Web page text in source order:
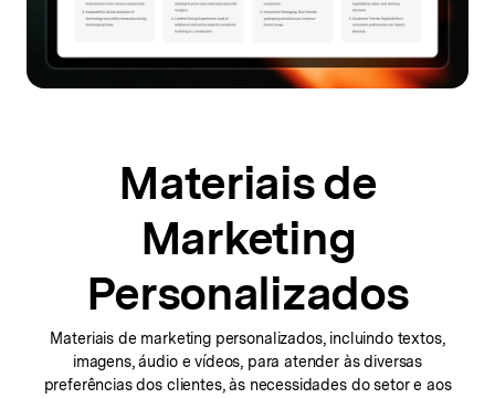
Materiais de
Marketing
Personalizados
Materiais de marketing personalizados, incluindo textos,
imagens, áudio e vídeos, para atender às diversas
preferências dos clientes, às necessidades do setor e aos